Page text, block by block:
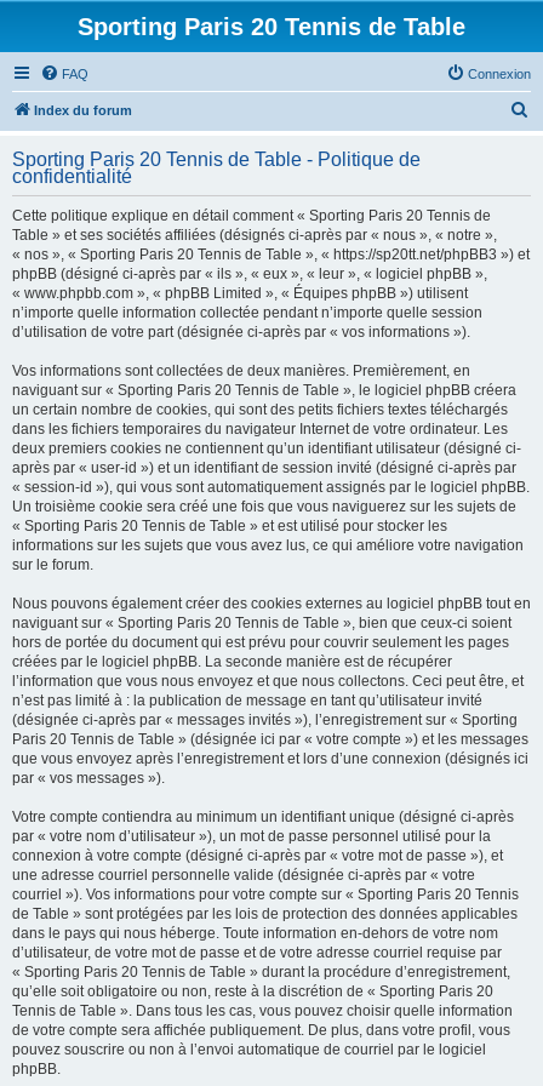
Sporting Paris 20 Tennis de Table
FAQ Connexion
Index du forum
h
Sporting Paris 20 Tennis de Table - Politique de
confidentialité
Cette politique explique en détail comment « Sporting Paris 20 Tennis de
Table » et ses sociétés affiliées (désignés ci-après par « nous », « notre »,
« nos », « Sporting Paris 20 Tennis de Table », « https://sp20tt.net/phpBB3 ») et
phpBB (désigné ci-après par « ils », « eux », « leur », « logiciel phpBB »,
« www.phpbb.com », « phpBB Limited », « Équipes phpBB ») utilisent
n’importe quelle information collectée pendant n’importe quelle session
d’utilisation de votre part (désignée ci-après par « vos informations »).
Vos informations sont collectées de deux manières. Premièrement, en
naviguant sur « Sporting Paris 20 Tennis de Table », le logiciel phpBB créera
un certain nombre de cookies, qui sont des petits fichiers textes téléchargés
dans les fichiers temporaires du navigateur Internet de votre ordinateur. Les
deux premiers cookies ne contiennent qu’un identifiant utilisateur (désigné ci-
après par « user-id ») et un identifiant de session invité (désigné ci-après par
« session-id »), qui vous sont automatiquement assignés par le logiciel phpBB.
Un troisième cookie sera créé une fois que vous naviguerez sur les sujets de
« Sporting Paris 20 Tennis de Table » et est utilisé pour stocker les
informations sur les sujets que vous avez lus, ce qui améliore votre navigation
sur le forum.
Nous pouvons également créer des cookies externes au logiciel phpBB tout en
naviguant sur « Sporting Paris 20 Tennis de Table », bien que ceux-ci soient
hors de portée du document qui est prévu pour couvrir seulement les pages
créées par le logiciel phpBB. La seconde manière est de récupérer
l’information que vous nous envoyez et que nous collectons. Ceci peut être, et
n’est pas limité à : la publication de message en tant qu’utilisateur invité
(désignée ci-après par « messages invités »), l’enregistrement sur « Sporting
Paris 20 Tennis de Table » (désignée ici par « votre compte ») et les messages
que vous envoyez après l’enregistrement et lors d’une connexion (désignés ici
par « vos messages »).
Votre compte contiendra au minimum un identifiant unique (désigné ci-après
par « votre nom d’utilisateur »), un mot de passe personnel utilisé pour la
connexion à votre compte (désigné ci-après par « votre mot de passe »), et
une adresse courriel personnelle valide (désignée ci-après par « votre
courriel »). Vos informations pour votre compte sur « Sporting Paris 20 Tennis
de Table » sont protégées par les lois de protection des données applicables
dans le pays qui nous héberge. Toute information en-dehors de votre nom
d’utilisateur, de votre mot de passe et de votre adresse courriel requise par
« Sporting Paris 20 Tennis de Table » durant la procédure d’enregistrement,
qu’elle soit obligatoire ou non, reste à la discrétion de « Sporting Paris 20
Tennis de Table ». Dans tous les cas, vous pouvez choisir quelle information
de votre compte sera affichée publiquement. De plus, dans votre profil, vous
pouvez souscrire ou non à l’envoi automatique de courriel par le logiciel
phpBB.